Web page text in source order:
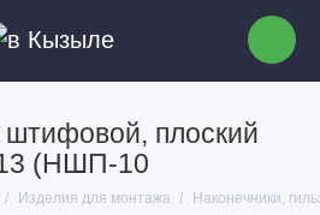
штифовой, плоский
(НШП-10
Изделия для монтажа Наконечники,